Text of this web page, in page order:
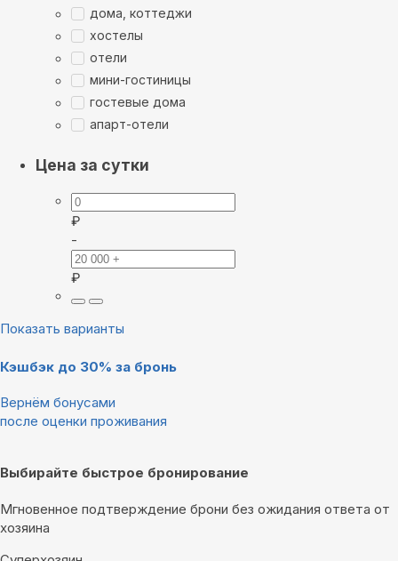
дома, коттеджи
хостелы
отели
мини-гостиницы
гостевые дома
апарт-отели
Цена за сутки
₽
-
₽
Показать варианты
Кэшбэк до 30% за бронь
Вернём бонусами
после оценки проживания
Выбирайте быстрое бронирование
Мгновенное подтверждение брони без ожидания ответа от
хозяина